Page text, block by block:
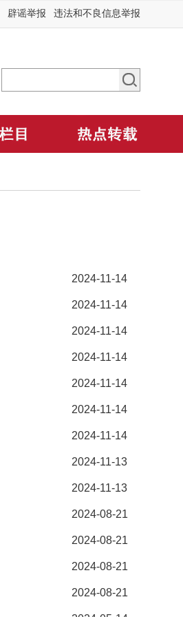
辟谣举报 违法和不良信息举报
2024-11-14
2024-11-14
2024-11-14
2024-11-14
2024-11-14
2024-11-14
2024-11-14
2024-11-13
2024-11-13
2024-08-21
2024-08-21
2024-08-21
2024-08-21